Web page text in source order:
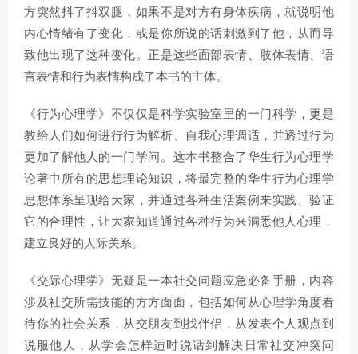
方突然抖了抖双腿，如果不是对方有身体疾病，就说明他
内心情绪有了变化，或是你所说的话刺激到了他，从而导
致他出现了这种变化。正是这些面部表情、肢体表情、语
言表情和行为表情构成了本书的主体。
《行为心理学》不仅仅是科学实验室里的一门科学，更是
教给人们如何进行行为解析、自我心理调适，并透过行为
更加了解他人的一门学问。这本书整合了华生行为心理学
论著中所有的思想理论知识，将最完整的华生行为心理学
思想体系呈现给大家，并通过各种生活案例来实践、验证
它的合理性，让大家知道通过各种行为来洞悉他人心理，
建立良好的人际关系。
《交际心理学》无疑是一本社交问题应急必备手册，内容
涉及社交所需技能的方方面面，包括如何从心理学角度看
待你的社会关系，从交朋友到找伴侣，从发表个人观点到
说服他人，从学会怎样适时说话到解决日常社交冲突问